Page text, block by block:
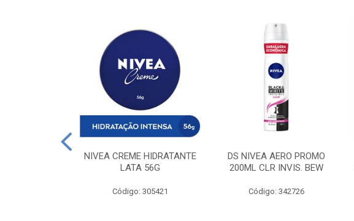
NIVEA CREME HIDRATANTE
LATA 56G
Código: 305421
DS NIVEA AERO PROMO
200ML CLR INVIS. BEW
Código: 342726